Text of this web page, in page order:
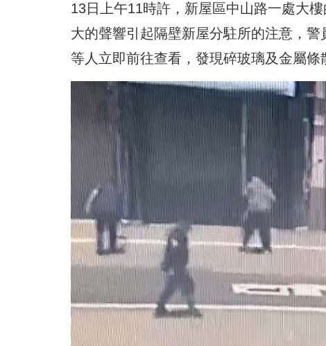
13日上午11時許，新屋區中山路一處大
大的聲響引起隔壁新屋分駐所的注意，
等人立即前往查看，發現碎玻璃及金屬條